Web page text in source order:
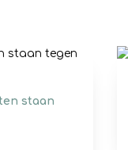
staan